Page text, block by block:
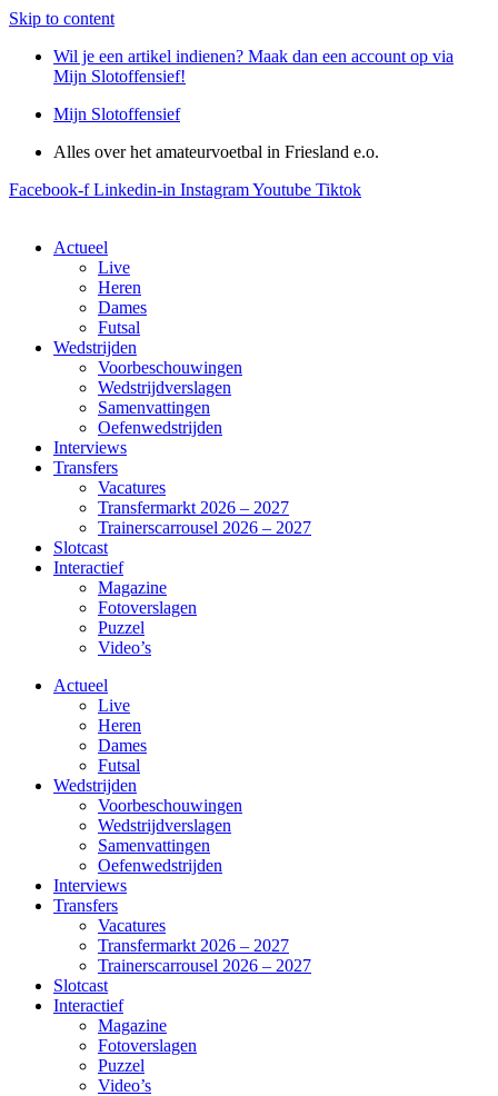
Skip to content
Wil je een artikel indienen? Maak dan een account op via
Mijn Slotoffensief!
Mijn Slotoffensief
Alles over het amateurvoetbal in Friesland e.o.
Facebook-f Linkedin-in InstagramYoutube Tiktok
Actueel
Live
Heren
Dames
Futsal
Wedstrijden
Voorbeschouwingen
Wedstrijdverslagen
Samenvattingen
Oefenwedstrijden
Interviews
Transfers
Vacatures
Transfermarkt 2026 – 2027
Trainerscarrousel 2026 – 2027
Slotcast
Interactief
Magazine
Fotoverslagen
Puzzel
Video’s
Actueel
Live
Heren
Dames
Futsal
Wedstrijden
Voorbeschouwingen
Wedstrijdverslagen
Samenvattingen
Oefenwedstrijden
Interviews
Transfers
Vacatures
Transfermarkt 2026 – 2027
Trainerscarrousel 2026 – 2027
Slotcast
Interactief
Magazine
Fotoverslagen
Puzzel
Video’s